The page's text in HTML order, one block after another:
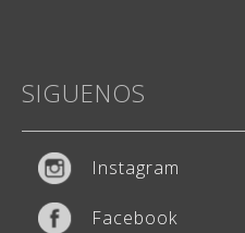
SIGUENOS
Instagram
Facebook